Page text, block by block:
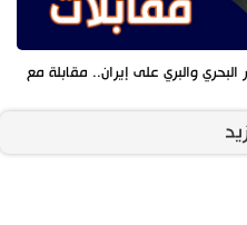
والبري على إيران.. مقابلة مع